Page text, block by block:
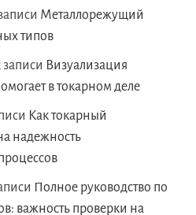
Металлорежущий
типов
записи Визуализация
в токарном деле
Как токарный
надежность
Полное руководство по
важность проверки на